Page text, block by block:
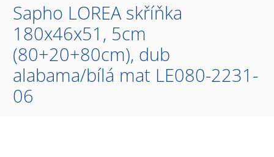
Sapho LOREA skříňka
180x46x51, 5cm
(80+20+80cm), dub
alabama/bílá mat LE080-2231-
06